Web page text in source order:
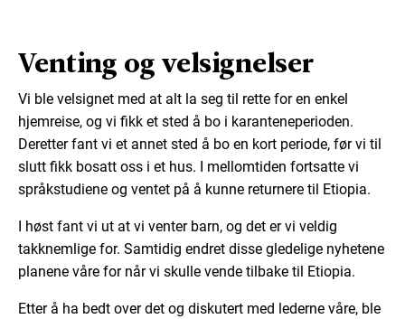
Venting og velsignelser
Vi ble velsignet med at alt la seg til rette for en enkel
hjemreise, og vi fikk et sted å bo i karanteneperioden.
Deretter fant vi et annet sted å bo en kort periode, før vi til
slutt fikk bosatt oss i et hus. I mellomtiden fortsatte vi
språkstudiene og ventet på å kunne returnere til Etiopia.
I høst fant vi ut at vi venter barn, og det er vi veldig
takknemlige for. Samtidig endret disse gledelige nyhetene
planene våre for når vi skulle vende tilbake til Etiopia.
Etter å ha bedt over det og diskutert med lederne våre, ble